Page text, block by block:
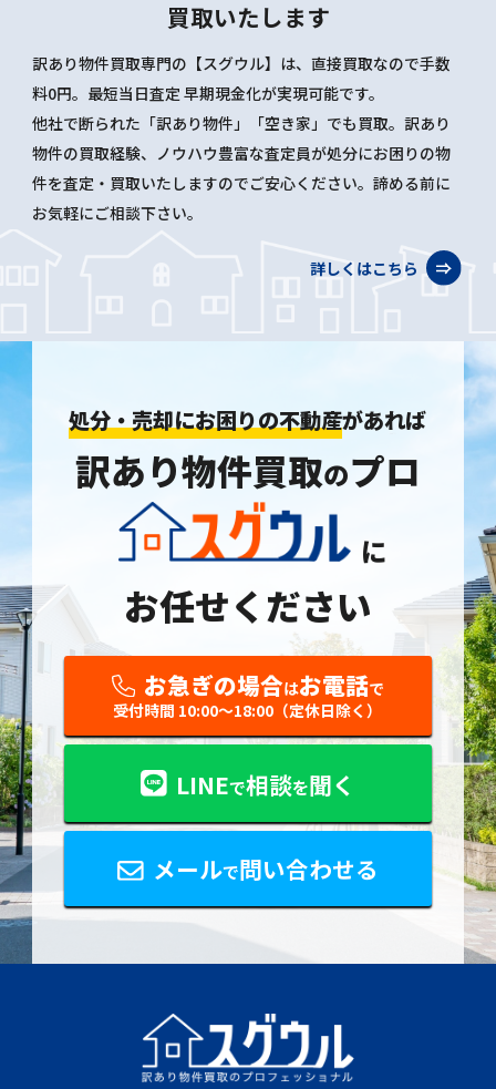
買取いたします
訳あり物件買取専門の【スグウル】は、直接買取なので手数
料0円。最短当日査定 早期現金化が実現可能です。
他社で断られた「訳あり物件」「空き家」でも買取。訳あり
物件の買取経験、ノウハウ豊富な査定員が処分にお困りの物
件を査定・買取いたしますのでご安心ください。諦める前に
お気軽にご相談下さい。
詳しくはこちら
処分・売却にお困りの不動産があれば
訳あり物件買取のプロ
に
お任せください
お急ぎの場合はお電話で
受付時間 10:00〜18:00（定休日除く）
LINEで相談を聞く
メールで問い合わせる